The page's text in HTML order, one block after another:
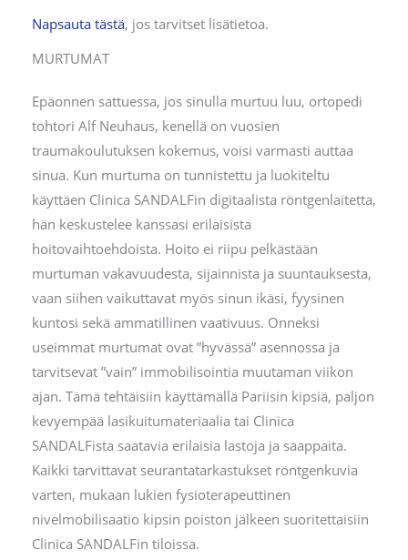
Napsauta tästä, jos tarvitset lisätietoa.
MURTUMAT
Epäonnen sattuessa, jos sinulla murtuu luu, ortopedi
tohtori Alf Neuhaus, kenellä on vuosien
traumakoulutuksen kokemus, voisi varmasti auttaa
sinua. Kun murtuma on tunnistettu ja luokiteltu
käyttäen Clinica SANDALFin digitaalista röntgenlaitetta,
hän keskustelee kanssasi erilaisista
hoitovaihtoehdoista. Hoito ei riipu pelkästään
murtuman vakavuudesta, sijainnista ja suuntauksesta,
vaan siihen vaikuttavat myös sinun ikäsi, fyysinen
kuntosi sekä ammatillinen vaativuus. Onneksi
useimmat murtumat ovat ”hyvässä” asennossa ja
tarvitsevat ”vain” immobilisointia muutaman viikon
ajan. Tämä tehtäisiin käyttämällä Pariisin kipsiä, paljon
kevyempää lasikuitumateriaalia tai Clinica
SANDALFista saatavia erilaisia lastoja ja saappaita.
Kaikki tarvittavat seurantatarkastukset röntgenkuvia
varten, mukaan lukien fysioterapeuttinen
nivelmobilisaatio kipsin poiston jälkeen suoritettaisiin
Clinica SANDALFin tiloissa.